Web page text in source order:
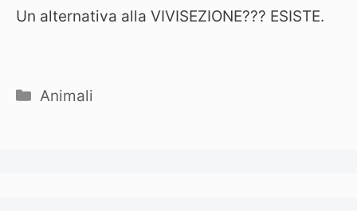
Un alternativa alla VIVISEZIONE??? ESISTE.
Categorie
Animali